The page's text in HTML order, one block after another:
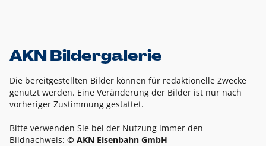
AKN Bildergalerie
Die bereitgestellten Bilder können für redaktionelle Zwecke
genutzt werden. Eine Veränderung der Bilder ist nur nach
vorheriger Zustimmung gestattet.
Bitte verwenden Sie bei der Nutzung immer den
Bildnachweis: © AKN Eisenbahn GmbH